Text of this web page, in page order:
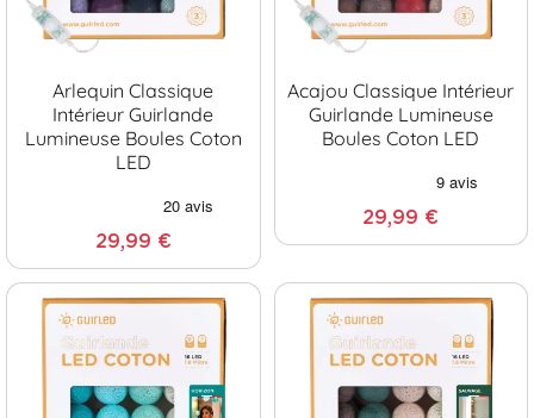
Arlequin Classique
Intérieur Guirlande
Lumineuse Boules Coton
LED
29,99 €
Acajou Classique Intérieur
Guirlande Lumineuse
Boules Coton LED
29,99 €